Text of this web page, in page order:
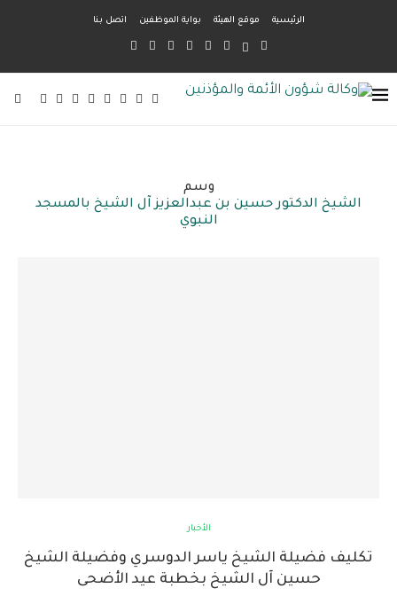
الرئيسية موقع الهيئة بواية الموظفين اتصل بنا
وسم
الشيخ الدكتور حسين بن عبدالعزيز آل الشيخ بالمسجد
النبوي
الأخبار
تكليف فضيلة الشيخ ياسر الدوسري وفضيلة الشيخ
حسين آل الشيخ بخطبة عيد الأضحى